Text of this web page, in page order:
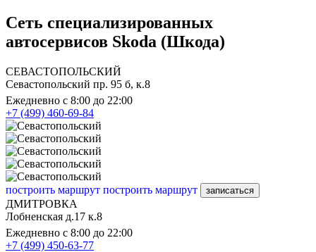
Сеть специализированных
автосервисов Skoda (Шкода)
СЕВАСТОПОЛЬСКИЙ
Севастопольский пр. 95 б, к.8
Ежедневно с 8:00 до 22:00
+7 (499) 460-69-84
построить маршрут построить маршрут записаться
ДМИТРОВКА
Лобненская д.17 к.8
Ежедневно с 8:00 до 22:00
+7 (499) 450-63-77